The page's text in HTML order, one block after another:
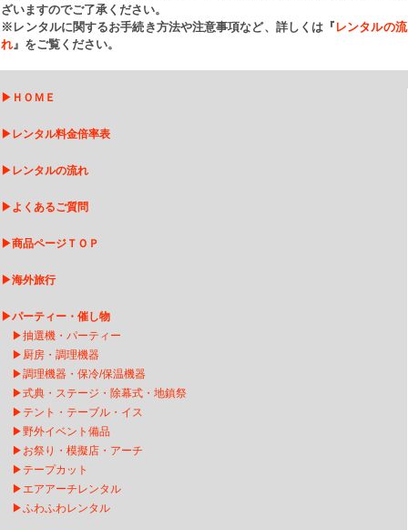
ざいますのでご了承ください。
※レンタルに関するお手続き方法や注意事項など、詳しくは『 レンタルの流
れ』をご覧ください。
▶ ＨＯＭＥ
▶ レンタル料金倍率表
▶ レンタルの流れ
▶よくあるご質問
▶商品ページＴＯＰ
▶海外旅行
▶パーティー・催し物
▶抽選機・パーティー
▶ 厨房・調理機器
▶調理機器・保冷/保温機器
▶式典・ステージ・除幕式・地鎮祭
▶ テント・テーブル・イス
▶野外イベント備品
▶ お祭り・模擬店・アーチ
▶ テープカット
▶ エアアーチレンタ ル
▶ふわふわレンタル